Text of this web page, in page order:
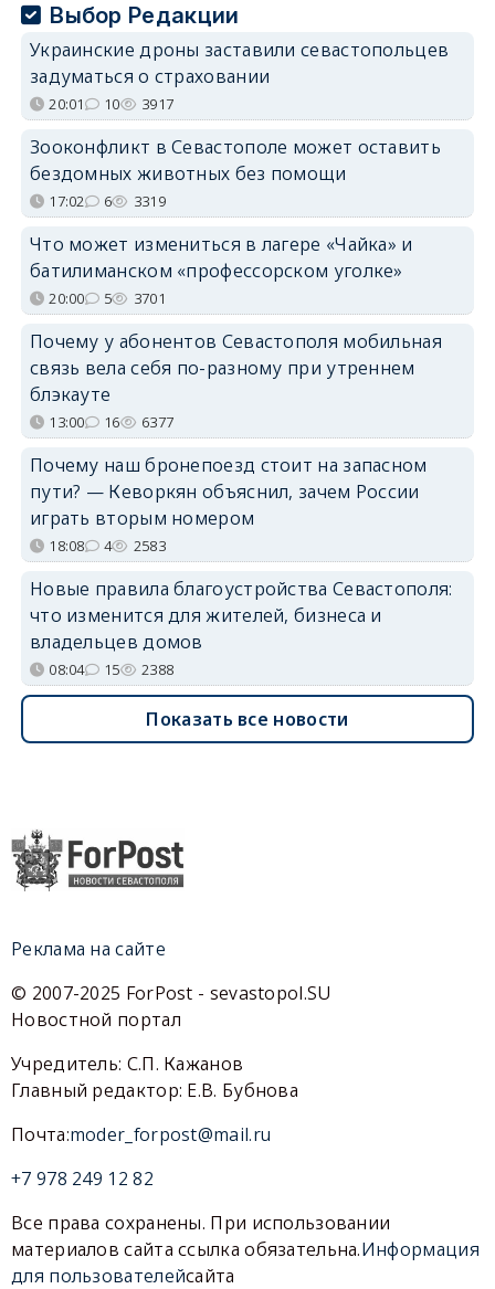
Выбор Редакции
Украинские дроны заставили севастопольцев
задуматься о страховании
20:01 10 3917
Зооконфликт в Севастополе может оставить
бездомных животных без помощи
17:02 6 3319
Что может измениться в лагере «Чайка» и
батилиманском «профессорском уголке»
20:00 5 3701
Почему у абонентов Севастополя мобильная
связь вела себя по-разному при утреннем
блэкауте
13:00 16 6377
Почему наш бронепоезд стоит на запасном
пути? — Кеворкян объяснил, зачем России
играть вторым номером
18:08 4 2583
Новые правила благоустройства Севастополя:
что изменится для жителей, бизнеса и
владельцев домов
08:04 15 2388
Показать все новости
Реклама на сайте
© 2007-2025 ForPost - sevastopol.SU
Новостной портал
Учредитель: С.П. Кажанов
Главный редактор: Е.В. Бубнова
Почта:moder_forpost@mail.ru
+7 978 249 12 82
Все права сохранены. При использовании
материалов сайта ссылка обязательна.Информация
для пользователейсайта